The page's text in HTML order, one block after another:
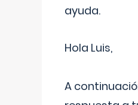
ayuda.
Hola Luis,
A